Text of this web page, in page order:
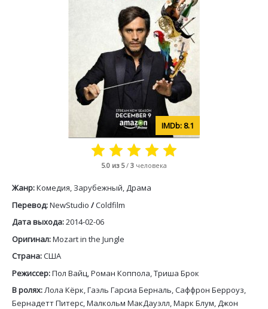
8.1
5.0 из 5/ 3 человека
Жанр:Комедия, Зарубежный, Драма
Перевод:NewStudio /Coldfilm
Дата выхода:2014-02-06
Оригинал:Mozart in the Jungle
Страна:США
Режиссер:Пол Вайц, Роман Коппола, Триша Брок
В ролях:Лола Кёрк, Гаэль Гарсиа Берналь, Саффрон Берроуз,
Бернадетт Питерс, Малкольм МакДауэлл, Марк Блум, Джон